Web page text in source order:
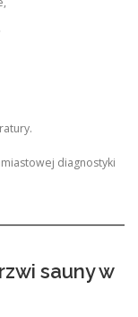
diagnostyki
sauny w